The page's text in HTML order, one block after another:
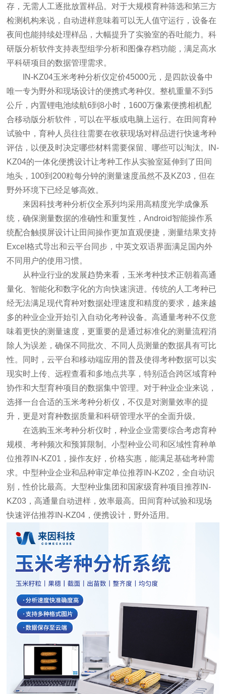
存，无需人工逐批放置样品。对于大规模育种筛选和第三方
检测机构来说，自动进样意味着可以无人值守运行，设备在
夜间也能持续处理样品，大幅提升了实验室的吞吐能力。科
研版分析软件支持表型组学分析和图像存档功能，满足高水
平科研项目的数据管理需求。
IN-KZ04玉米考种分析仪定价45000元，是四款设备中
唯一专为野外和现场设计的便携式考种仪。整机重量不到5
公斤，内置锂电池续航6到8小时，1600万像素便携相机配
合移动版分析软件，可以在平板或电脑上运行。在田间育种
试验中，育种人员往往需要在收获现场对样品进行快速考种
评估，以便及时决定哪些材料需要保留、哪些可以淘汰。IN-
KZ04的一体化便携设计让考种工作从实验室延伸到了田间
地头，100到200粒每分钟的测量速度虽然不及KZ03，但在
野外环境下已经足够高效。
来因科技考种分析仪全系列均采用高精度光学成像系
统，确保测量数据的准确性和重复性，Android智能操作系
统配合触摸屏设计让田间操作更加直观便捷，测量结果支持
Excel格式导出和云平台同步，中英文双语界面满足国内外
不同用户的使用习惯。
从种业行业的发展趋势来看，玉米考种技术正朝着高通
量化、智能化和数字化的方向快速演进。传统的人工考种已
经无法满足现代育种对数据处理速度和精度的要求，越来越
多的种业企业开始引入自动化考种设备。高通量考种不仅意
味着更快的测量速度，更重要的是通过标准化的测量流程消
除人为误差，确保不同批次、不同人员测量的数据具有可比
性。同时，云平台和移动端应用的普及使得考种数据可以实
现实时上传、远程查看和多地点共享，特别适合跨区域育种
协作和大型育种项目的数据集中管理。对于种业企业来说，
选择一台合适的玉米考种分析仪，不仅是对测量效率的提
升，更是对育种数据质量和科研管理水平的全面升级。
在选购玉米考种分析仪时，种业企业需要综合考虑育种
规模、考种频次和预算限制。小型种业公司和区域性育种单
位推荐IN-KZ01，操作友好，价格实惠，能满足基础考种需
求。中型种业企业和品种审定单位推荐IN-KZ02，全自动识
别，性价比最高。大型种业集团和国家级育种项目推荐IN-
KZ03，高通量自动进样，效率最高。田间育种试验和现场
快速评估推荐IN-KZ04，便携设计，野外适用。